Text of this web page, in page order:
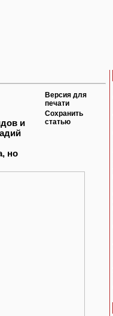
и
но
Версия для
печати
Сохранить
статью